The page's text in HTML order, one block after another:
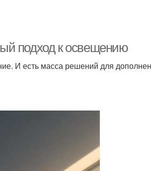
подход к освещению
И есть масса решений для